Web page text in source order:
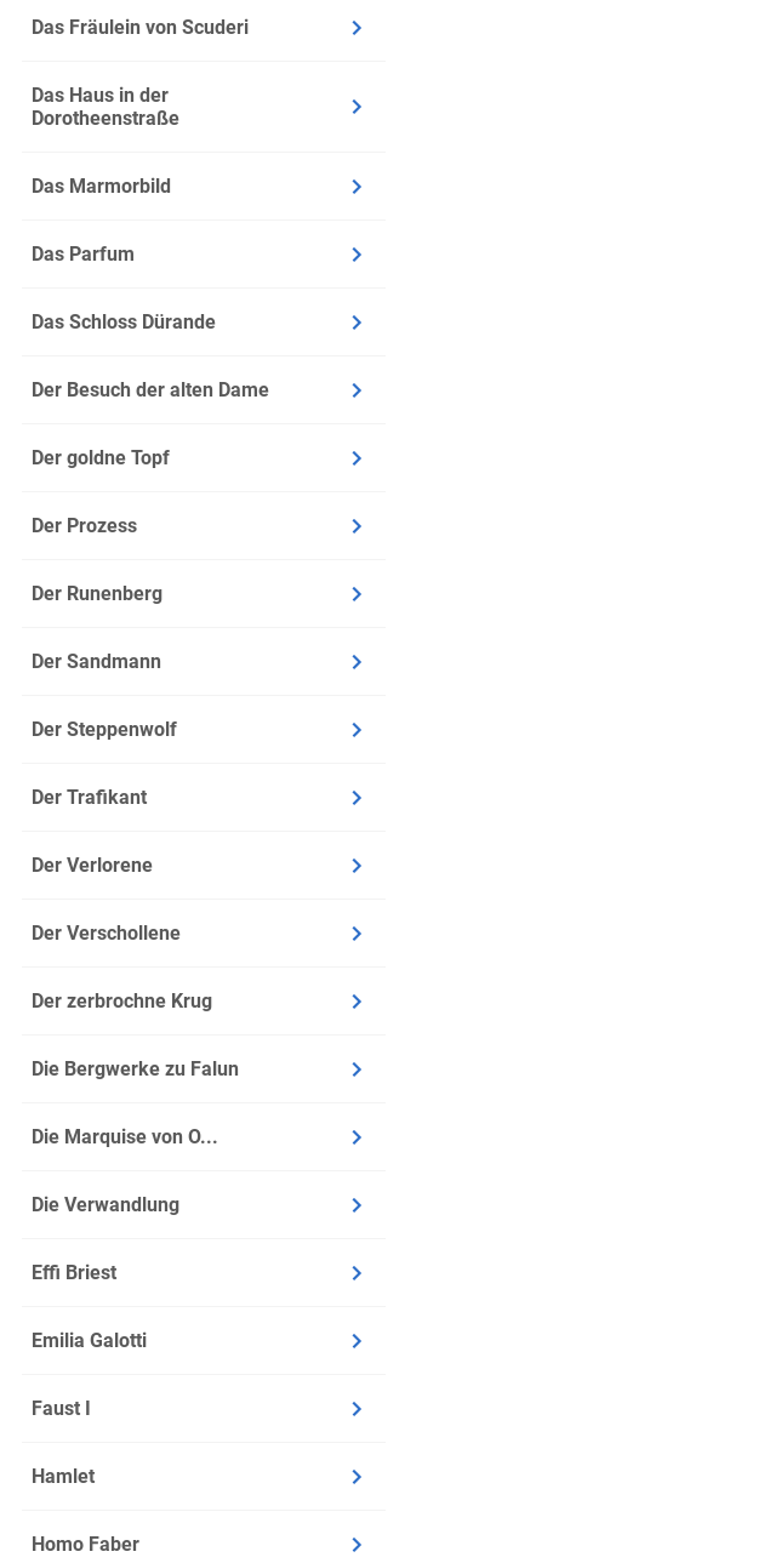
Das Fräulein von Scuderi
Das Haus in der
Dorotheenstraße
Das Marmorbild
Das Parfum
Das Schloss Dürande
Der Besuch der alten Dame
Der goldne Topf
Der Prozess
Der Runenberg
Der Sandmann
Der Steppenwolf
Der Trafikant
Der Verlorene
Der Verschollene
Der zerbrochne Krug
Die Bergwerke zu Falun
Die Marquise von O...
Die Verwandlung
Effi Briest
Emilia Galotti
Faust I
Hamlet
Homo Faber
Rezeption: Die Autoren hatten
aufgrund der Verbotslisten